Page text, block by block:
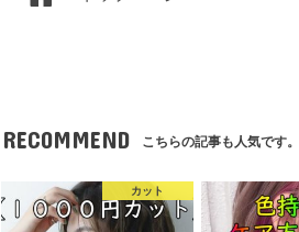
RECOMMEND こちらの記事も人気です。
カット